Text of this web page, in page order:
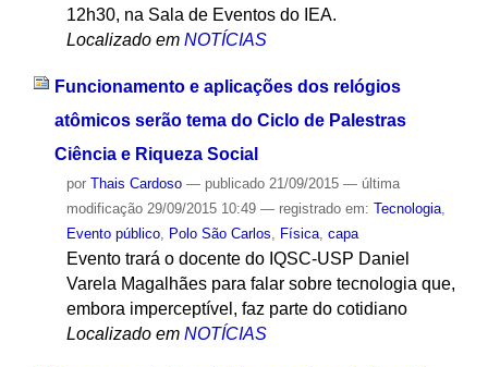
12h30, na Sala de Eventos do IEA.
Localizado em NOTÍCIAS
Funcionamento e aplicações dos relógios
atômicos serão tema do Ciclo de Palestras
Ciência e Riqueza Social
por Thais Cardoso — publicado21/09/2015 — última
modificação29/09/2015 10:49 — registrado em: Tecnologia,
Evento público, Polo São Carlos Física, capa
Evento trará o docente do IQSC-USP Daniel
Varela Magalhães para falar sobre tecnologia que,
embora imperceptível, faz parte do cotidiano
Localizado em NOTÍCIAS